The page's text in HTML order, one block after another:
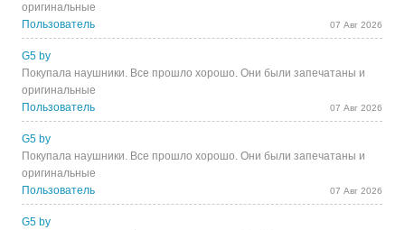
оригинальные
Пользователь
07 Авг 2026
G5 by
Покупала наушники. Все прошло хорошо. Они были запечатаны и
оригинальные
Пользователь
07 Авг 2026
G5 by
Покупала наушники. Все прошло хорошо. Они были запечатаны и
оригинальные
Пользователь
07 Авг 2026
G5 by